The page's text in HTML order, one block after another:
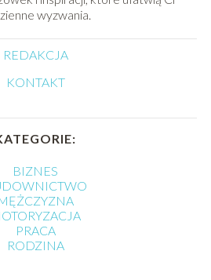
wyzwania.
REDAKCJA
KONTAKT
BIZNES
PRACA
RODZINA